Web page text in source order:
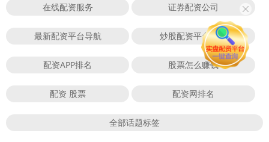
在线配资服务 证券配资公司
最新配资平台导航 炒股配资平台官网
配资APP排名 股票怎么赚钱
配资 股票 配资网排名
全部话题标签